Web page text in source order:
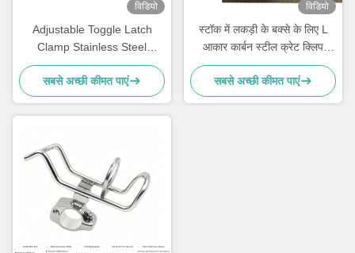
विडियो
Adjustable Toggle Latch
Clamp Stainless Steel
Triangle Hasp Three Holes
Mortise Lock 80mm Backset
1 Key Quick Release
सबसे अच्छी कीमत पाएं
विडियो
स्टॉक में लकड़ी के बक्से के लिए L
आकार कार्बन स्टील क्रेट क्लिप
लकड़ी के बक्से के लिए वसंत भरी हुई
पैलेट क्लिप कस्टम आकार
सबसे अच्छी कीमत पाएं